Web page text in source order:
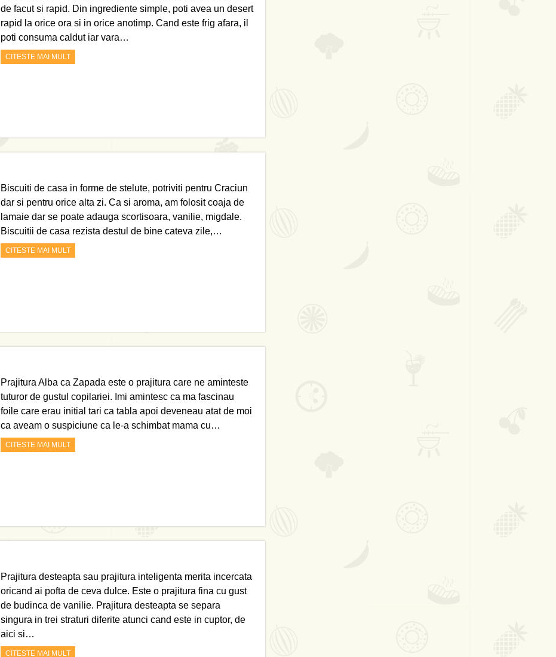
de facut si rapid. Din ingrediente simple, poti avea un desert
rapid la orice ora si in orice anotimp. Cand este frig afara, il
poti consuma caldut iar vara…
CITESTE MAI MULT
Biscuiti de casa in forme de stelute, potriviti pentru Craciun
dar si pentru orice alta zi. Ca si aroma, am folosit coaja de
lamaie dar se poate adauga scortisoara, vanilie, migdale.
Biscuitii de casa rezista destul de bine cateva zile,…
CITESTE MAI MULT
Prajitura Alba ca Zapada este o prajitura care ne aminteste
tuturor de gustul copilariei. Imi amintesc ca ma fascinau
foile care erau initial tari ca tabla apoi deveneau atat de moi
ca aveam o suspiciune ca le-a schimbat mama cu…
CITESTE MAI MULT
Prajitura desteapta sau prajitura inteligenta merita incercata
oricand ai pofta de ceva dulce. Este o prajitura fina cu gust
de budinca de vanilie. Prajitura desteapta se separa
singura in trei straturi diferite atunci cand este in cuptor, de
aici si…
CITESTE MAI MULT